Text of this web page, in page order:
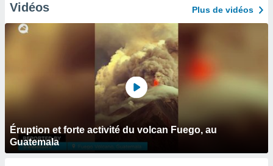
Vidéos Plus de vidéos
Éruption et forte activité du volcan Fuego, au
Guatemala